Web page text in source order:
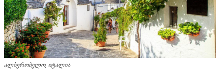
ალბერობელო, იტალია